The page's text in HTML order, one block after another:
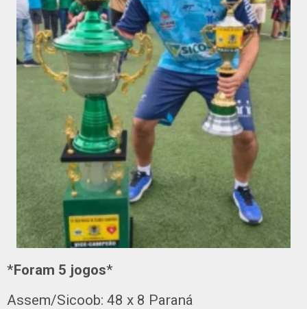
*Foram 5 jogos*
Assem/Sicoob: 48 x 8 Paraná